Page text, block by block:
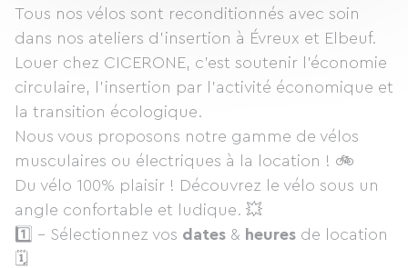
Tous nos vélos sont reconditionnés avec soin
dans nos ateliers d’insertion à Évreux et Elbeuf.
Louer chez CICERONE, c’est soutenir l’économie
circulaire, l’insertion par l’activité économique et
la transition écologique.
Nous vous proposons notre gamme de vélos
musculaires ou électriques à la location ! 🚲
Du vélo 100% plaisir ! Découvrez le vélo sous un
angle confortable et ludique. 💥
1️⃣ - Sélectionnez vos dates & heures de location
🗓